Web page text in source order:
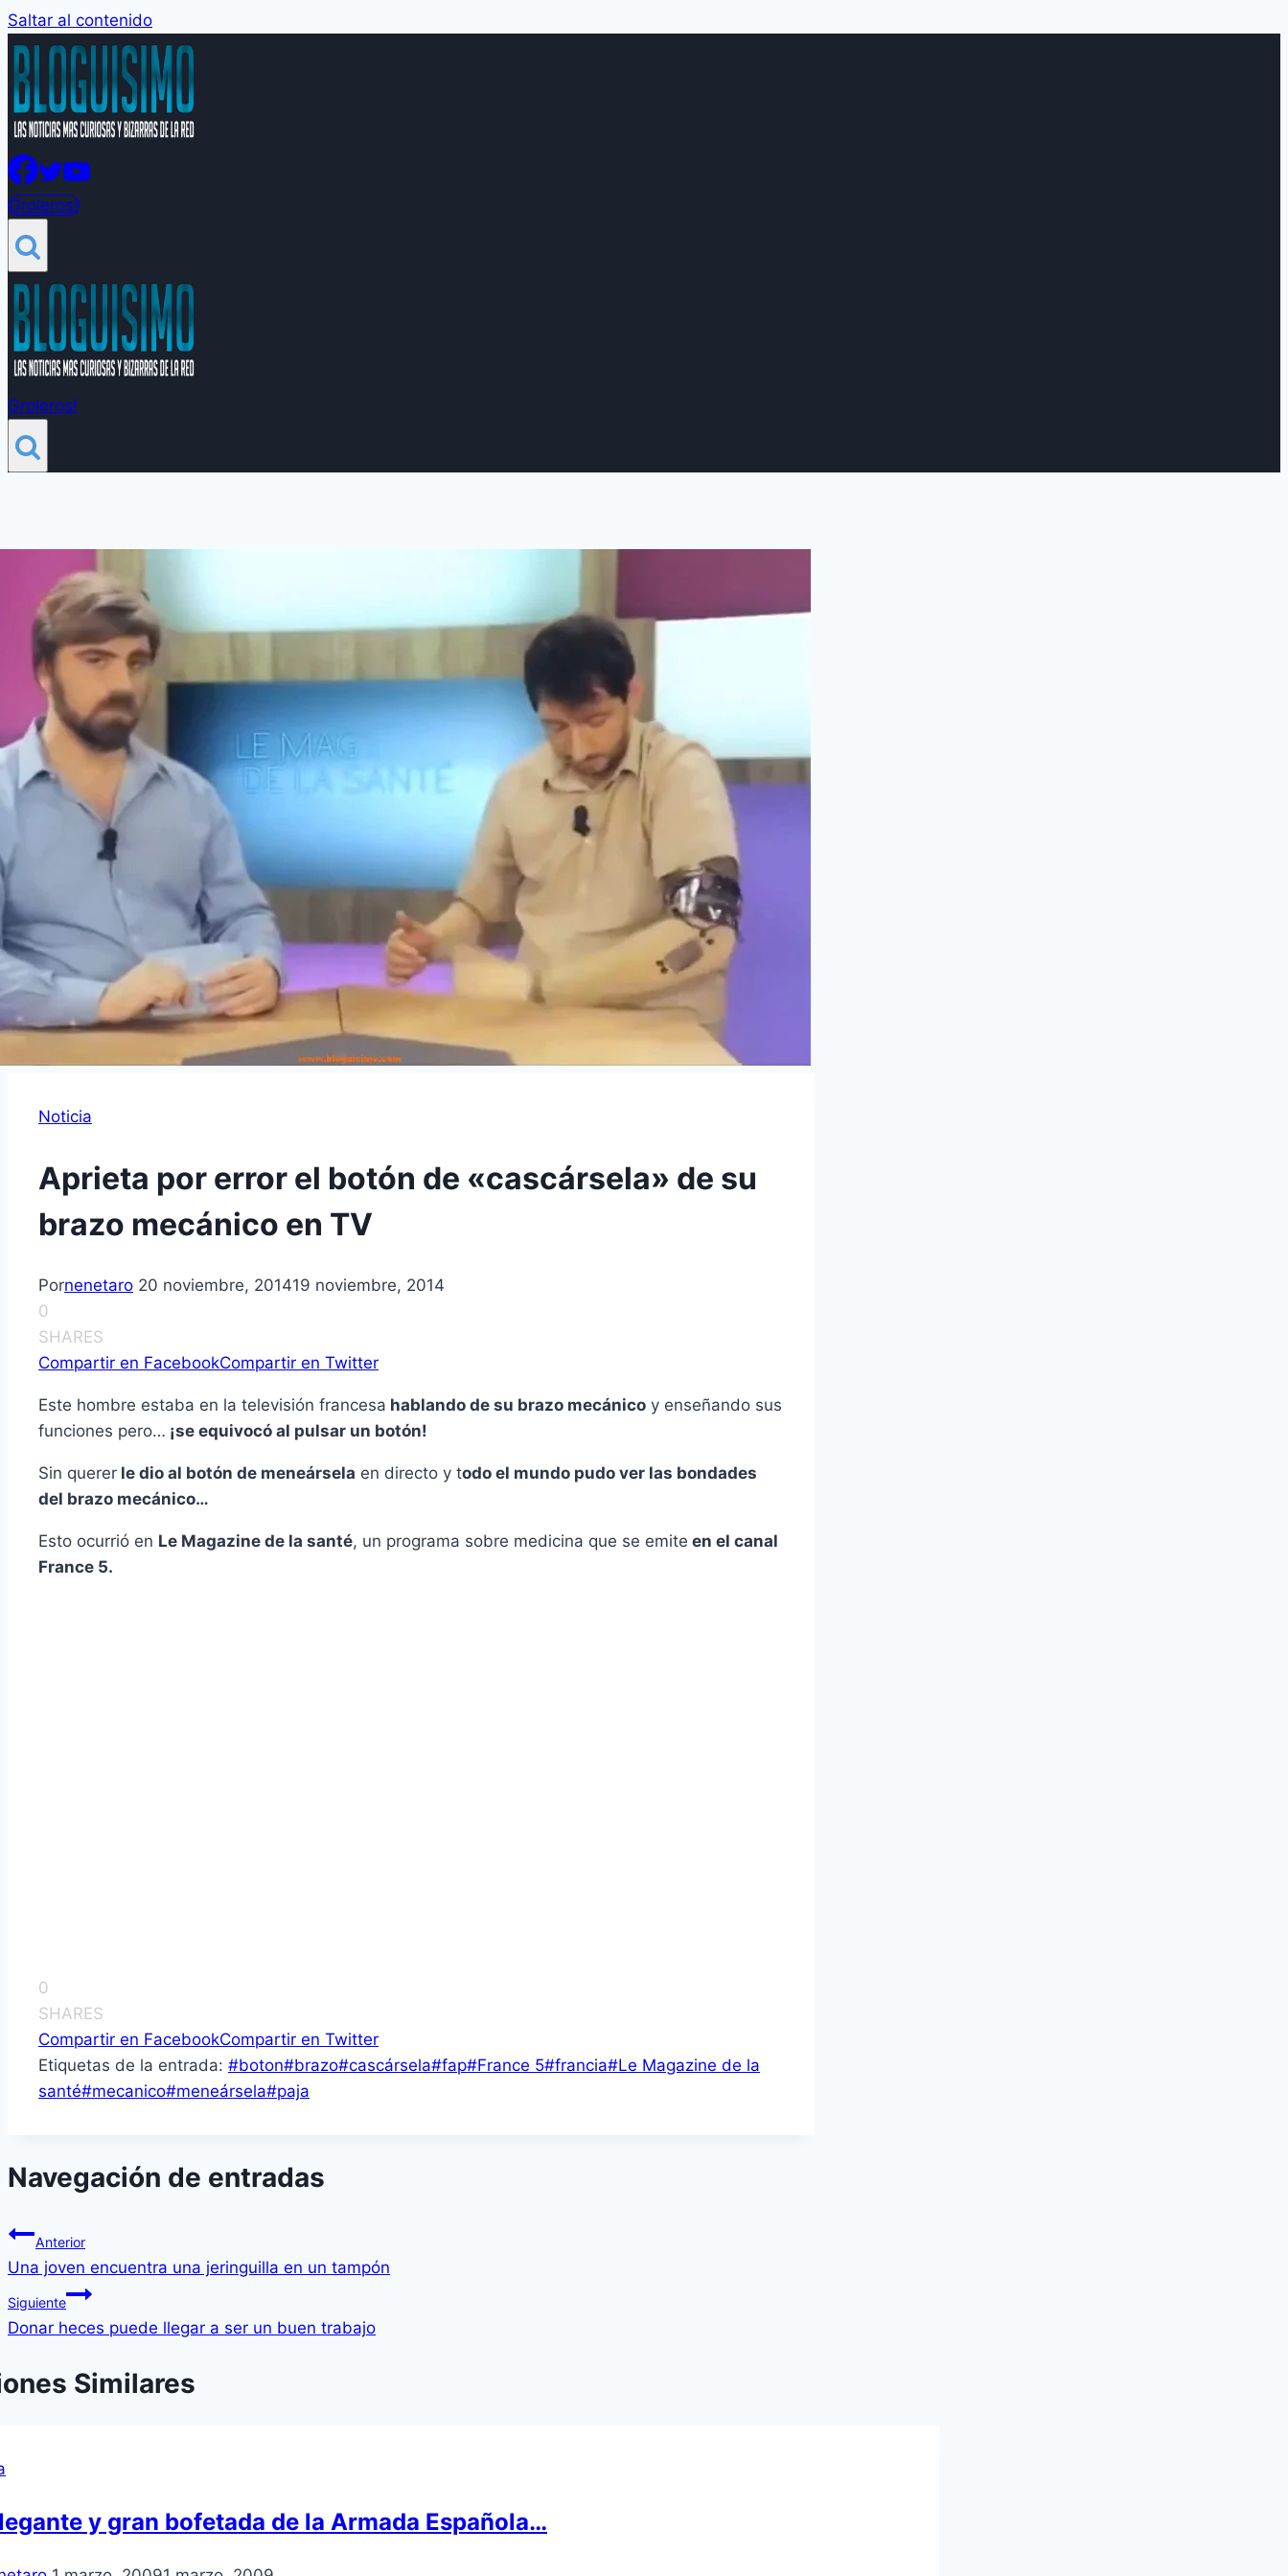
Saltar al contenido
Groleros!
Groleros!
Noticia
Aprieta por error el botón de «cascársela» de su
brazo mecánico en TV
Pornenetaro 20 noviembre, 201419 noviembre, 2014
0
SHARES
Compartir en FacebookCompartir en Twitter
Este hombre estaba en la televisión francesa hablando de su brazo mecánico y enseñando sus
funciones pero… ¡se equivocó al pulsar un botón!
Sin querer le dio al botón de meneársela en directo y todo el mundo pudo ver las bondades
del brazo mecánico…
Esto ocurrió en Le Magazine de la santé, un programa sobre medicina que se emite en el canal
France 5.
0
SHARES
Compartir en FacebookCompartir en Twitter
Etiquetas de la entrada: #boton#brazo#cascársela#fap#France 5#francia#Le Magazine de la
santé#mecanico#meneársela#paja
Navegación de entradas
Anterior
Una joven encuentra una jeringuilla en un tampón
Siguiente
Donar heces puede llegar a ser un buen trabajo
Similares
y gran bofetada de la Armada Española…